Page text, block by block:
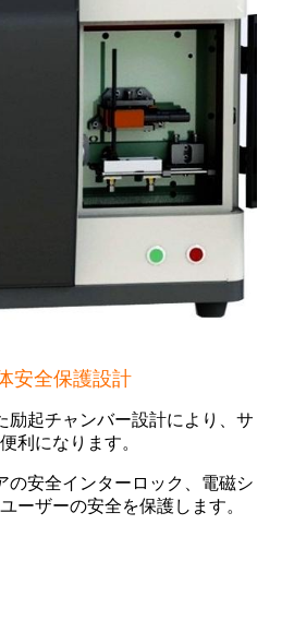
安全保護設計
励起チャンバー設計により、サ
利になります。
の安全インターロック、電磁シ
ーザーの安全を保護します。